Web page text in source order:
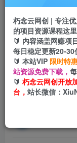
四导航 导航
首页 创业课程
靠抖音无人直
1000+，落地保
朽念云网创 | 专注
的项目资源课程这
🔰 内容涵盖网赚项
每日稳定更新20-30
🔰 本站VIP 限时特
站资源免费下载，
🔰 朽念云网创开放
台， 站长微信：